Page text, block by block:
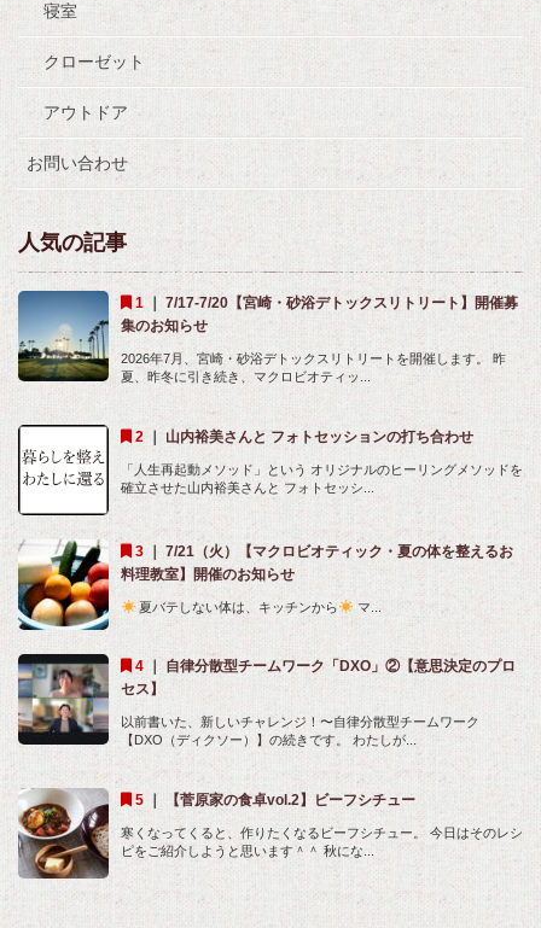
寝室
クローゼット
アウトドア
お問い合わせ
人気の記事
7/17-7/20【宮崎・砂浴デトックスリトリート】開催募
集のお知らせ
2026年7月、宮崎・砂浴デトックスリトリートを開催します。 昨
夏、昨冬に引き続き、マクロビオティッ...
｜ 山内裕美さんと フォトセッションの打ち合わせ
「人生再起動メソッド」という オリジナルのヒーリングメソッドを
確立させた山内裕美さんと フォトセッシ...
｜ 7/21（火）【マクロビオティック・夏の体を整えるお
料理教室】開催のお知らせ
夏バテしない体は、キッチンから マ...
自律分散型チームワーク「DXO」②【意思決定のプロ
セス】
以前書いた、新しいチャレンジ！〜自律分散型チームワーク
【DXO（ディクソー）】の続きです。 わたしが...
【菅原家の食卓vol.2】ビーフシチュー
寒くなってくると、作りたくなるビーフシチュー。 今日はそのレシ
ピをご紹介しようと思います＾＾ 秋にな...